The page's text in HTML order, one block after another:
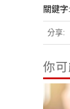
關鍵字:
分享:
你